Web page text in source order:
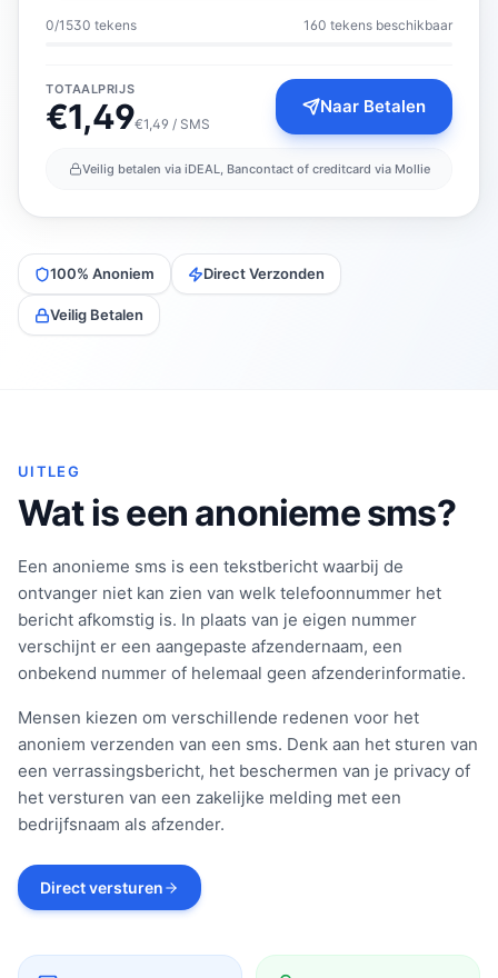
0/1530 tekens 160 tekens beschikbaar
TOTAALPRIJS
€1,49€1,49 / SMS
Naar Betalen
Veilig betalen via iDEAL, Bancontact of creditcard via Mollie
100% Anoniem Direct Verzonden
Veilig Betalen
UITLEG
Wat is een anonieme sms?
Een anonieme sms is een tekstbericht waarbij de
ontvanger niet kan zien van welk telefoonnummer het
bericht afkomstig is. In plaats van je eigen nummer
verschijnt er een aangepaste afzendernaam, een
onbekend nummer of helemaal geen afzenderinformatie.
Mensen kiezen om verschillende redenen voor het
anoniem verzenden van een sms. Denk aan het sturen van
een verrassingsbericht, het beschermen van je privacy of
het versturen van een zakelijke melding met een
bedrijfsnaam als afzender.
Direct versturen